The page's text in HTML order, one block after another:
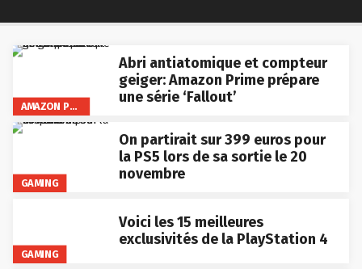
Abri antiatomique et compteur
geiger: Amazon Prime prépare
une série ‘Fallout’
GAMING
On partirait sur 399 euros pour
la PS5 lors de sa sortie le 20
novembre
GAMING
Voici les 15 meilleures
exclusivités de la PlayStation 4